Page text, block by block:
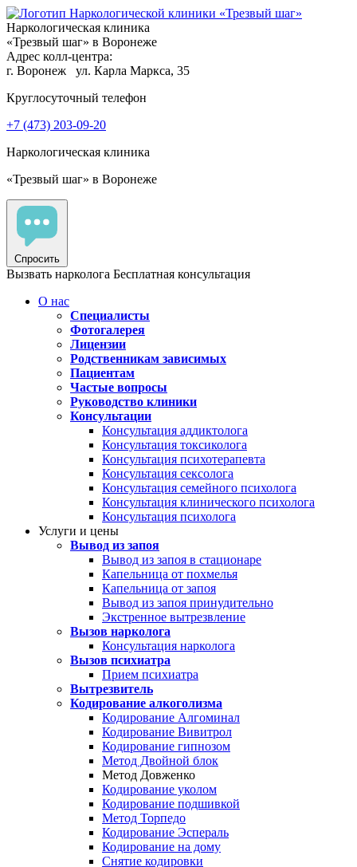
Наркологическая клиника
«Трезвый шаг» в Воронеже
Адрес колл-центра:
г. Воронеж
ул. Карла Маркса, 35
Круглосуточный телефон
+7 (473) 203-09-20
Наркологическая клиника
«Трезвый шаг» в Воронеже
Спросить
Вызвать нарколога Бесплатная консультация
О нас
Специалисты
Фотогалерея
Лицензии
Родственникам зависимых
Пациентам
Частые вопросы
Руководство клиники
Консультации
Консультация аддиктолога
Консультация токсиколога
Консультация психотерапевта
Консультация сексолога
Консультация семейного психолога
Консультация клинического психолога
Консультация психолога
Услуги и цены
Вывод из запоя
Вывод из запоя в стационаре
Капельница от похмелья
Капельница от запоя
Вывод из запоя принудительно
Экстренное вытрезвление
Вызов нарколога
Консультация нарколога
Вызов психиатра
Прием психиатра
Вытрезвитель
Кодирование алкоголизма
Кодирование Алгоминал
Кодирование Вивитрол
Кодирование гипнозом
Метод Двойной блок
Метод Довженко
Кодирование уколом
Кодирование подшивкой
Метод Торпедо
Кодирование Эспераль
Кодирование на дому
Снятие кодировки